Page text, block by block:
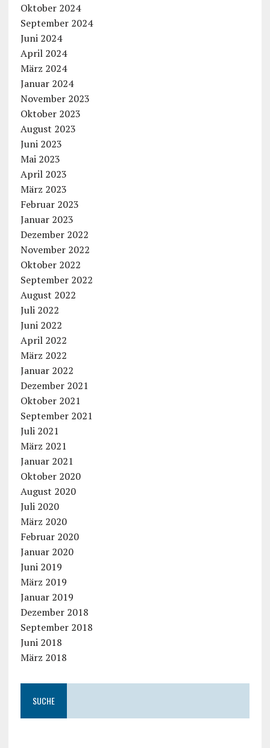
Oktober 2024
September 2024
Juni 2024
April 2024
März 2024
Januar 2024
November 2023
Oktober 2023
August 2023
Juni 2023
Mai 2023
April 2023
März 2023
Februar 2023
Januar 2023
Dezember 2022
November 2022
Oktober 2022
September 2022
August 2022
Juli 2022
Juni 2022
April 2022
März 2022
Januar 2022
Dezember 2021
Oktober 2021
September 2021
Juli 2021
März 2021
Januar 2021
Oktober 2020
August 2020
Juli 2020
März 2020
Februar 2020
Januar 2020
Juni 2019
März 2019
Januar 2019
Dezember 2018
September 2018
Juni 2018
März 2018
SUCHE